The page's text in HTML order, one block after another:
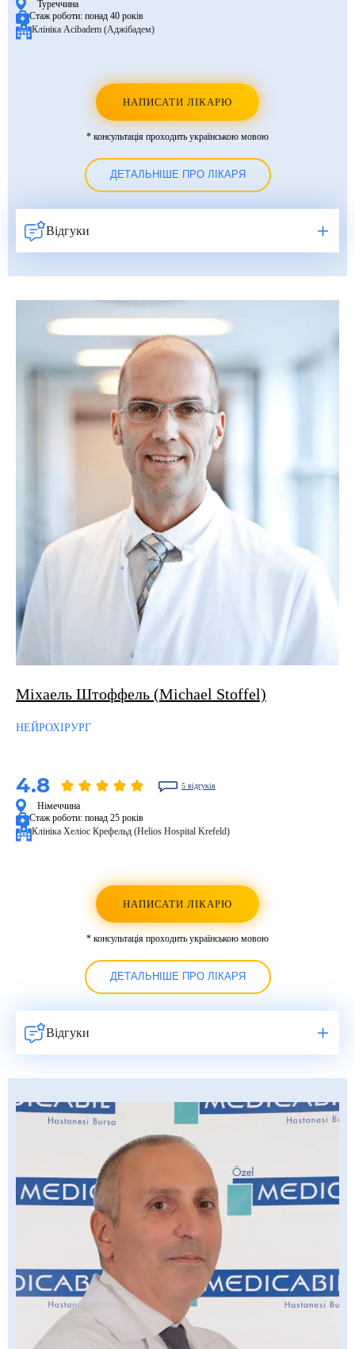
Туреччина
Стаж роботи: понад 40 років
Клініка Acibadem (Аджібадем)
НАПИСАТИ ЛІКАРЮ
* консультація проходить українською мовою
ДЕТАЛЬНІШЕ ПРО ЛІКАРЯ
Відгуки
Міхаель Штоффель (Michael Stoffel)
НЕЙРОХІРУРГ
4.8 5 відгуків
Німеччина
Стаж роботи: понад 25 років
Клініка Хеліос Крефельд (Helios Hospital Krefeld)
НАПИСАТИ ЛІКАРЮ
* консультація проходить українською мовою
ДЕТАЛЬНІШЕ ПРО ЛІКАРЯ
Відгуки